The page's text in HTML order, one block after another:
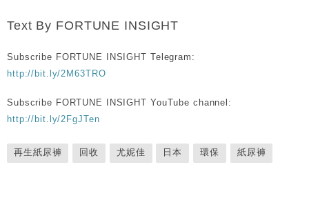
Text By FORTUNE INSIGHT
Subscribe FORTUNE INSIGHT Telegram:
http://bit.ly/2M63TRO
Subscribe FORTUNE INSIGHT YouTube channel:
http://bit.ly/2FgJTen
再生紙尿褲 回收 尤妮佳 日本 環保 紙尿褲